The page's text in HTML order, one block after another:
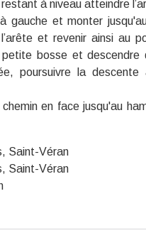
à niveau atteindre
gauche et monter
et revenir ainsi au
bosse et descendre
poursuivre la
en face jusqu'au
Saint-Véran
Saint-Véran